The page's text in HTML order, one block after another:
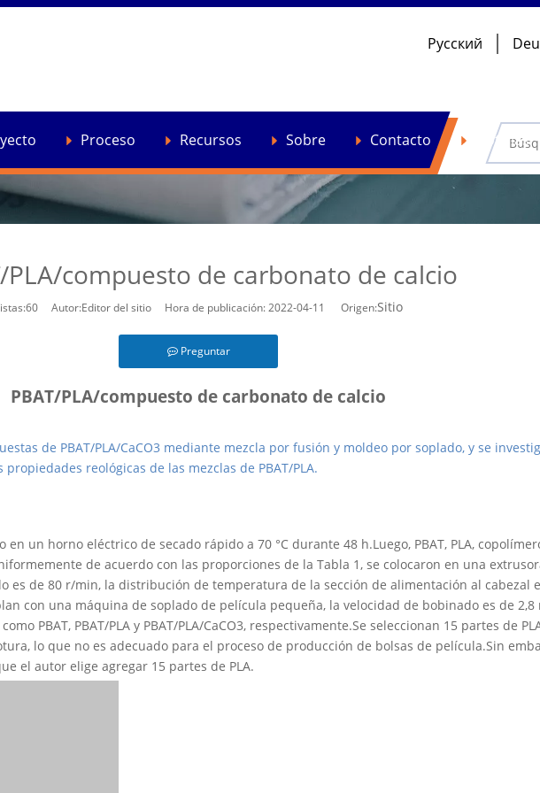
Pусский
Proceso Recursos Sobre Contacto Noticias
al material » PBAT/PLA/compuesto de carbonato de calcio
PLA/compuesto de carbonato de calcio
60 Autor:Editor del sitio Hora de publicación: 2022-04-11 Origen:Sitio
Preguntar
PBAT/PLA/compuesto de carbonato de calcio
de PBAT/PLA/CaCO3 mediante mezcla por fusión y moldeo por soplado, y se
reológicas de las mezclas de PBAT/PLA.
en un horno eléctrico de secado rápido a 70 °C durante 48 h.Luego, PBAT, PLA,
de acuerdo con las proporciones de la Tabla 1, se colocaron en una
es de 80 r/min, la distribución de temperatura de la sección de alimentación al cabezal
con una máquina de soplado de película pequeña, la velocidad de bobinado es de
PBAT, PBAT/PLA y PBAT/PLA/CaCO3, respectivamente.Se seleccionan 15 partes de
lo que no es adecuado para el proceso de producción de bolsas de película.Sin
el autor elige agregar 15 partes de PLA.